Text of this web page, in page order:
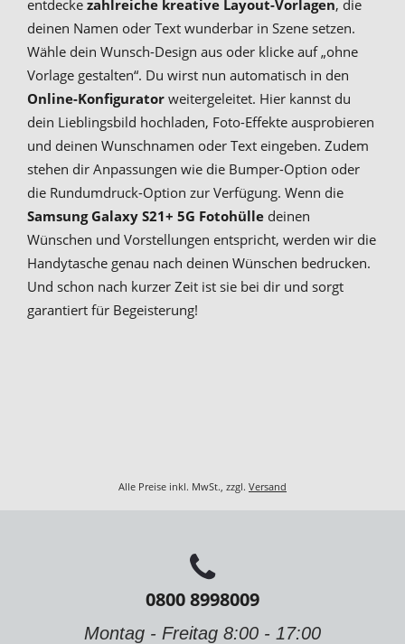
entdecke zahlreiche kreative Layout-Vorlagen, die
deinen Namen oder Text wunderbar in Szene setzen.
Wähle dein Wunsch-Design aus oder klicke auf „ohne
Vorlage gestalten“. Du wirst nun automatisch in den
Online-Konfigurator weitergeleitet. Hier kannst du
dein Lieblingsbild hochladen, Foto-Effekte ausprobieren
und deinen Wunschnamen oder Text eingeben. Zudem
stehen dir Anpassungen wie die Bumper-Option oder
die Rundumdruck-Option zur Verfügung. Wenn die
Samsung Galaxy S21+ 5G Fotohülle deinen
Wünschen und Vorstellungen entspricht, werden wir die
Handytasche genau nach deinen Wünschen bedrucken.
Und schon nach kurzer Zeit ist sie bei dir und sorgt
garantiert für Begeisterung!
Alle Preise inkl. MwSt., zzgl. Versand
0800 8998009
Montag - Freitag 8:00 - 17:00